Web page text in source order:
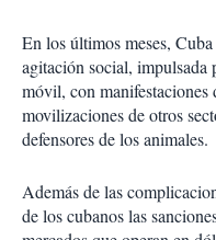
En los últimos meses,
agitación social, impulsada
móvil, con manifestaciones
movilizaciones de otros
defensores de los animales.
Además de las
de los cubanos las